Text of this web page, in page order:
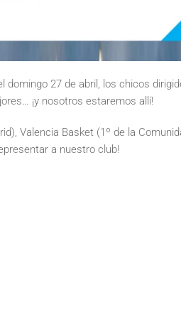
domingo 27 de abril, los chicos
¡y nosotros estaremos allí!
Valencia Basket (1º de la
a nuestro club!